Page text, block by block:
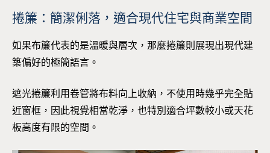
捲簾：簡潔俐落，適合現代住宅與商業空間
如果布簾代表的是溫暖與層次，那麼捲簾則展現出現代建
築偏好的極簡語言。
遮光捲簾利用卷管將布料向上收納，不使用時幾乎完全貼
近窗框，因此視覺相當乾淨，也特別適合坪數較小或天花
板高度有限的空間。